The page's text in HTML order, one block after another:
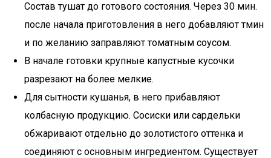
Состав тушат до готового состояния. Через 30 мин.
после начала приготовления в него добавляют тмин
и по желанию заправляют томатным соусом.
В начале готовки крупные капустные кусочки
разрезают на более мелкие.
Для сытности кушанья, в него прибавляют
колбасную продукцию. Сосиски или сардельки
обжаривают отдельно до золотистого оттенка и
соединяют с основным ингредиентом. Существует